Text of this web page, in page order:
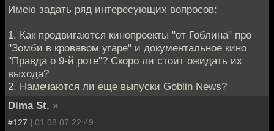
Имею задать ряд интересующих вопросов:
1. Как продвигаются кинопроекты "от Гоблина" про
"Зомби в кровавом угаре" и документальное кино
"Правда о 9-й роте"? Скоро ли стоит ожидать их
выхода?
2. Намечаются ли еще выпуски Goblin News?
Dima St. »
#127 | 01.08.07 22:49